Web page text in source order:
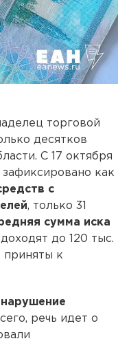
торговой
десятков
С 17 октября
как
с
, только 31
сумма иска
до 120 тыс.
к
речь идет о